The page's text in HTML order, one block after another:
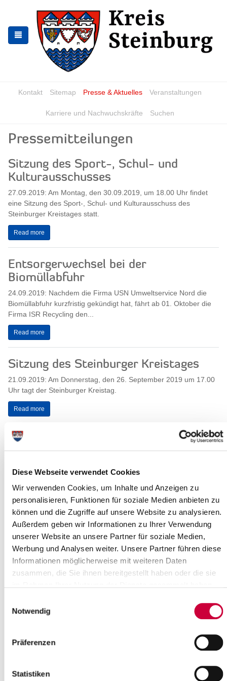
Diese Webseite verwendet Cookies
Wir verwenden Cookies, um Inhalte und Anzeigen zu
personalisieren, Funktionen für soziale Medien anbieten zu
können und die Zugriffe auf unsere Website zu analysieren.
Außerdem geben wir Informationen zu Ihrer Verwendung
unserer Website an unsere Partner für soziale Medien,
Werbung und Analysen weiter. Unsere Partner führen diese
Informationen möglicherweise mit weiteren Daten
zusammen, die Sie ihnen bereitgestellt haben oder die sie
Notwendig
Präferenzen
Statistiken
the
navigation
the
content
Kontakt Sitemap Presse & Aktuelles Veranstaltungen
Karriere und Nachwuchskräfte Suchen
Pressemitteilungen
Sitzung des Sport-, Schul- und
Kulturausschusses
27.09.2019: Am Montag, den 30.09.2019, um 18.00 Uhr findet
eine Sitzung des Sport-, Schul- und Kulturausschuss des
Steinburger Kreistages statt.
Read more
Entsorgerwechsel bei der
Biomüllabfuhr
24.09.2019: Nachdem die Firma USN Umweltservice Nord die
Biomüllabfuhr kurzfristig gekündigt hat, fährt ab 01. Oktober die
Firma ISR Recycling den...
Read more
Sitzung des Steinburger Kreistages
21.09.2019: Am Donnerstag, den 26. September 2019 um 17.00
Uhr tagt der Steinburger Kreistag.
Read more
Sitzung des
Umweltschutzausschusses
17.09.2019: Am Mittwoch, den 25.09.2019, um 17:00 Uhr findet
Kreistages statt.
Read more
Besonderer Augenmerk auf die
Gewichtsbeschränkung von
gebaut, in der die Belastung durch den Schwerlastverkehr noch
Read more
Schadstoffmobil wieder unterwegs